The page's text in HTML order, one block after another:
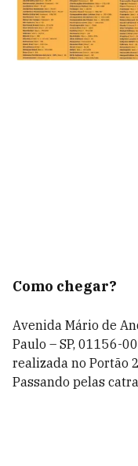
Como chegar?
Avenida Mário de
Paulo – SP, 01156-
realizada no Portão
Passando pelas